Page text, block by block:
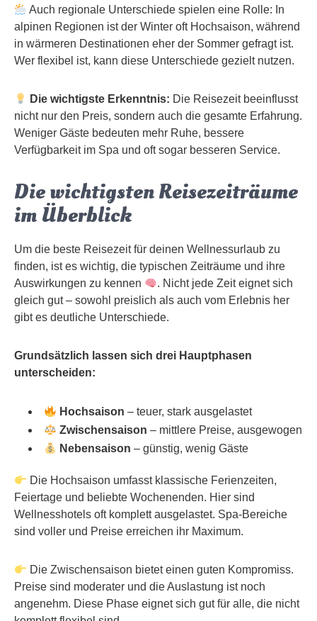
Auch regionale Unterschiede spielen eine Rolle: In
alpinen Regionen ist der Winter oft Hochsaison, während
in wärmeren Destinationen eher der Sommer gefragt ist.
Wer flexibel ist, kann diese Unterschiede gezielt nutzen.
Die wichtigste Erkenntnis: Die Reisezeit beeinflusst
nicht nur den Preis, sondern auch die gesamte Erfahrung.
Weniger Gäste bedeuten mehr Ruhe, bessere
Verfügbarkeit im Spa und oft sogar besseren Service.
Die wichtigsten Reisezeiträume
im Überblick
Um die beste Reisezeit für deinen Wellnessurlaub zu
finden, ist es wichtig, die typischen Zeiträume und ihre
Auswirkungen zu kennen
. Nicht jede Zeit eignet sich
gleich gut – sowohl preislich als auch vom Erlebnis her
gibt es deutliche Unterschiede.
Grundsätzlich lassen sich drei Hauptphasen
unterscheiden:
Hochsaison – teuer, stark ausgelastet
Zwischensaison – mittlere Preise, ausgewogen
Nebensaison – günstig, wenig Gäste
Die Hochsaison umfasst klassische Ferienzeiten,
Feiertage und beliebte Wochenenden. Hier sind
Wellnesshotels oft komplett ausgelastet. Spa-Bereiche
sind voller und Preise erreichen ihr Maximum.
Die Zwischensaison bietet einen guten Kompromiss.
Preise sind moderater und die Auslastung ist noch
angenehm. Diese Phase eignet sich gut für alle, die nicht